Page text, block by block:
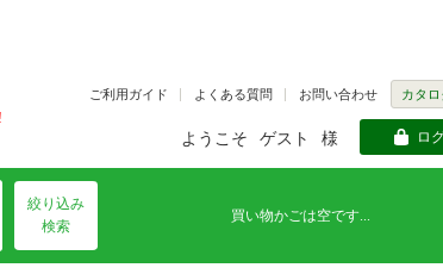
ご利用ガイド よくある質問 お問い合わせ カタ
ようこそ ゲスト 様 ロ
絞り込み
検索
買い物かごは空です...